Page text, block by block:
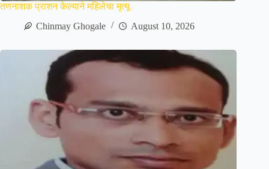
तणनाशक प्राशन केल्याने महिलेचा मृत्यू
Chinmay Ghogale
August 10, 2026